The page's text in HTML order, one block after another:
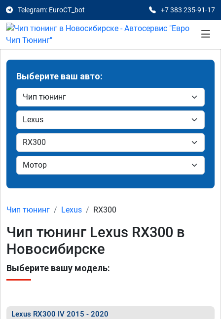
Telegram: EuroCT_bot +7 383 235-91-17
Выберите ваш авто:
Чип тюнинг Lexus RX300
Чип тюнинг Lexus RX300 в
Новосибирске
Выберите вашу модель:
Lexus RX300 IV 2015 - 2020